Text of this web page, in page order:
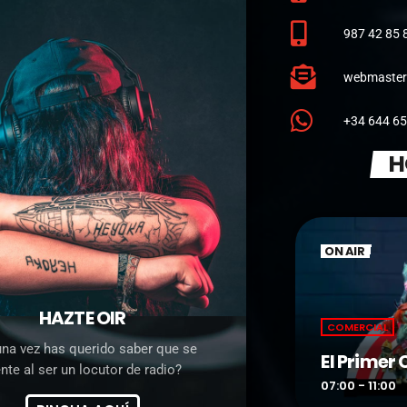
HAZTE OIR
vez has querido saber que se
al ser un locutor de radio?
987 42 85
+34 644
ON AIR
COMERCIAL
El Primer
07:00 - 11:00